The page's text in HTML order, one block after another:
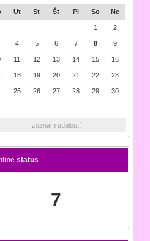
Ut St Št Pi So Ne
1 2
4 5 6 7 8 9
11 12 13 14 15 16
18 19 20 21 22 23
25 26 27 28 29 30
zoznam udalostí
status
7